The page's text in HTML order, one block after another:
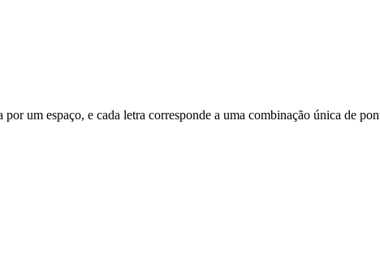
um espaço, e cada letra corresponde a uma combinação única de